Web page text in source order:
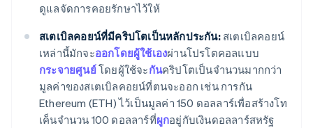
ดูแลจัดการคอยรักษาไว้ให้
สเตเบิลคอยน์ที่มีคริปโตเป็นหลักประกัน:สเตเบิลคอยน์
เหล่านี้มักจะออกโดยผู้ใช้เองผ่านโปรโตคอลแบบ
กระจายศูนย์โดยผู้ใช้จะกันคริปโตเป็นจำนวนมากกว่า
มูลค่าของสเตเบิลคอยน์ที่ตนจะออก เช่น การกัน
Ethereum (ETH) ไว้เป็นมูลค่า 150 ดอลลาร์เพื่อสร้างโท
เค็นจำนวน 100 ดอลลาร์ที่ผูกอยู่กับเงินดอลลาร์สหรัฐ